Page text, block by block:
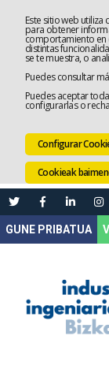
Este sitio web
para obtener
comportamiento en
distintas
se te muestra, o
Puedes consultar
Puedes aceptar
configurarlas o
Configurar
Cookieak